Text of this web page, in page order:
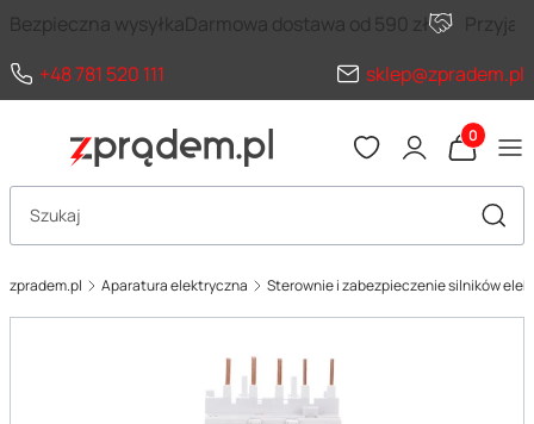
Bezpieczna wysyłkaDarmowa dostawa od 590 zł
+48 781 520 111
sklep@zpradem.pl
Produkty
Otwórz wyszukiwarkę
zpradem.pl Aparatura elektryczna Sterownie i zabezpieczenie silników